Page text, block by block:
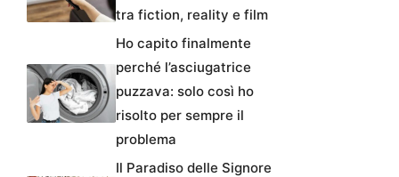
tra fiction, reality e film
Ho capito finalmente
perché l’asciugatrice
puzzava: solo così ho
risolto per sempre il
problema
Il Paradiso delle Signore